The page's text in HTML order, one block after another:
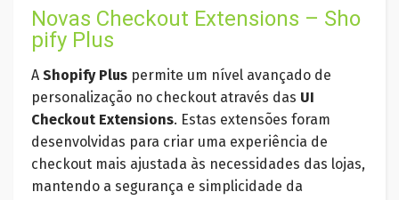
Novas Checkout Extensions – Sho
pify Plus
A Shopify Plus permite um nível avançado de
personalização no checkout através das UI
Checkout Extensions. Estas extensões foram
desenvolvidas para criar uma experiência de
checkout mais ajustada às necessidades das lojas,
mantendo a segurança e simplicidade da